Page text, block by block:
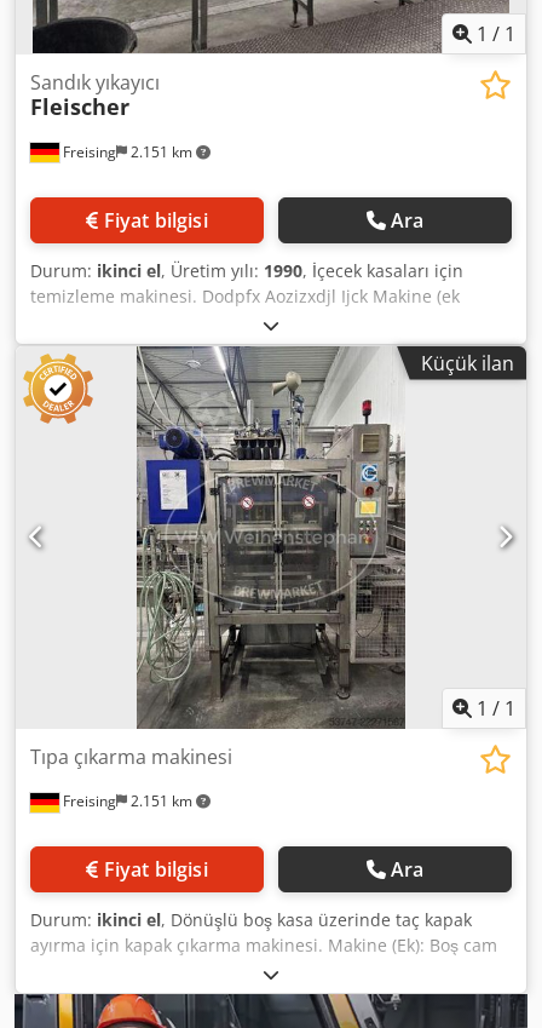
1 / 1
Freising 2.151 km
Sandık yıkayıcı
Fleischer
Fiyat bilgisi Ara
Durum: ikinci el, Üretim yılı: 1990, İçecek kasaları için
temizleme makinesi. Dodpfx Aozizxdjl Ijck Makine (ek
özellik): İçecek kasaları için temizleme tüneli Dolum hattı
kapasitesi: 44.000 şişe/saat, dolum ünitesindeki kapasite
Formatlar: 0,5 litrelik NRW şişeler için 20'li ve 9'lu kasalar
Malzeme: Paslanmaz çelikten yapılmış gövde
Konum/Yerleşim: Ayaklı, dikey gövde üzerinde Donanım:
Gövde; kasa taşıma sistemi; düğmeleri olan kontrol paneli
Küçük ilan
1 / 1
Freising 2.151 km
Tıpa çıkarma makinesi
Fiyat bilgisi Ara
Durum: ikinci el, Dönüşlü boş kasa üzerinde taç kapak
ayırma için kapak çıkarma makinesi. Makine (Ek): Boş cam
şişelerde taç kapak çıkarma. Dolum hattı kapasitesi:
Dolumda 44.000 şişe/saat. Formatlar: 0,5 l NRW şişeler,
20’li ve 9’lu kasalarda. Djdpfx Aljzizwtj Ijck Malzeme: